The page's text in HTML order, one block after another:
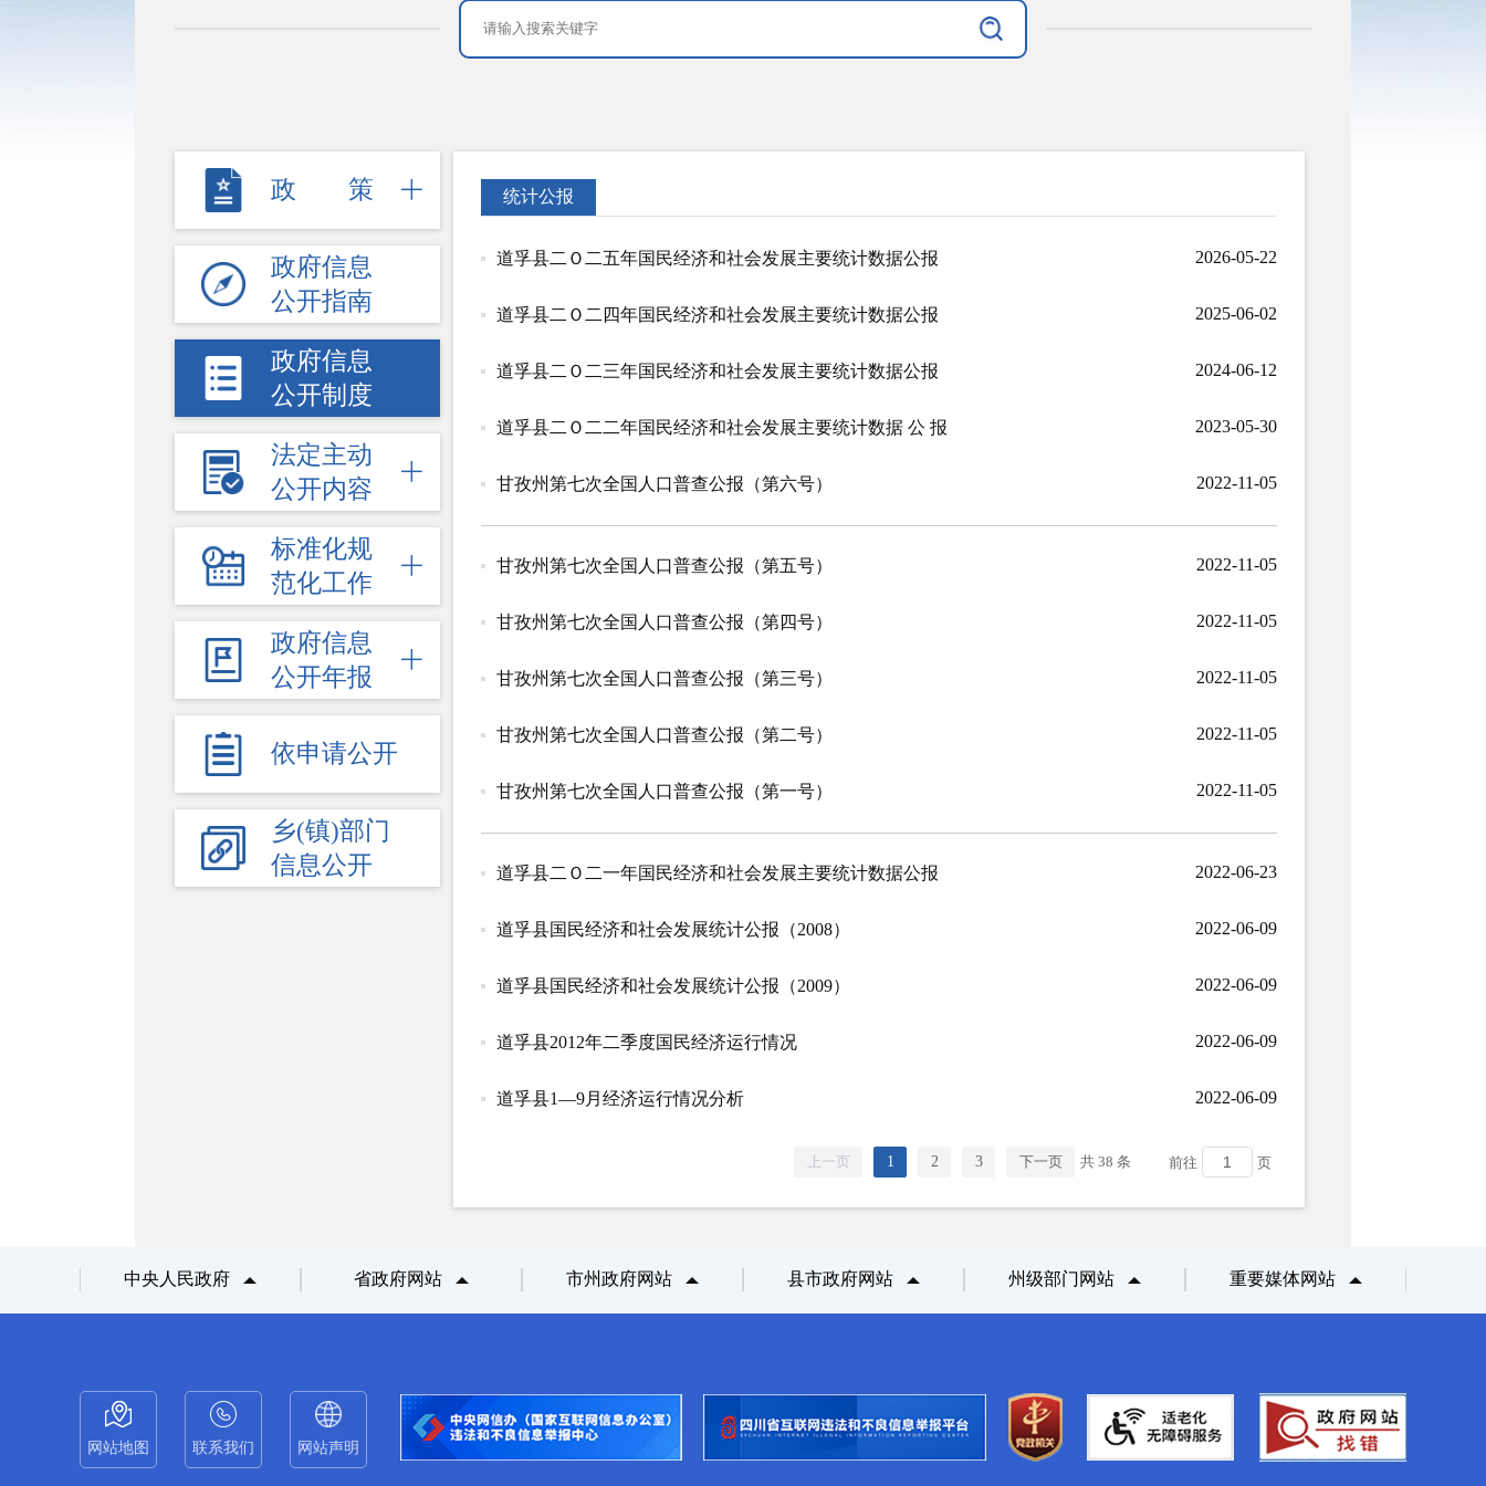
政策
政府信息
公开指南
政府信息
公开制度
法定主动
公开内容
标准化规
范化工作
政府信息
公开年报
依申请公开
乡(镇)部门
信息公开
统计公报
道孚县二Ｏ二五年国民经济和社会发展主要统计数据公报 2026-05-22
道孚县二Ｏ二四年国民经济和社会发展主要统计数据公报 2025-06-02
道孚县二Ｏ二三年国民经济和社会发展主要统计数据公报 2024-06-12
道孚县二Ｏ二二年国民经济和社会发展主要统计数据 公 报 2023-05-30
甘孜州第七次全国人口普查公报（第六号） 2022-11-05
甘孜州第七次全国人口普查公报（第五号） 2022-11-05
甘孜州第七次全国人口普查公报（第四号） 2022-11-05
甘孜州第七次全国人口普查公报（第三号） 2022-11-05
甘孜州第七次全国人口普查公报（第二号） 2022-11-05
甘孜州第七次全国人口普查公报（第一号） 2022-11-05
道孚县二Ｏ二一年国民经济和社会发展主要统计数据公报 2022-06-23
道孚县国民经济和社会发展统计公报（2008） 2022-06-09
道孚县国民经济和社会发展统计公报（2009） 2022-06-09
道孚县2012年二季度国民经济运行情况 2022-06-09
道孚县1—9月经济运行情况分析 2022-06-09
上一页 1 2 3 下一页 共 38 条 前往 页
中央人民政府 省政府网站 市州政府网站 县市政府网站 州级部门网站 重要媒体网站
网站地图 联系我们 网站声明